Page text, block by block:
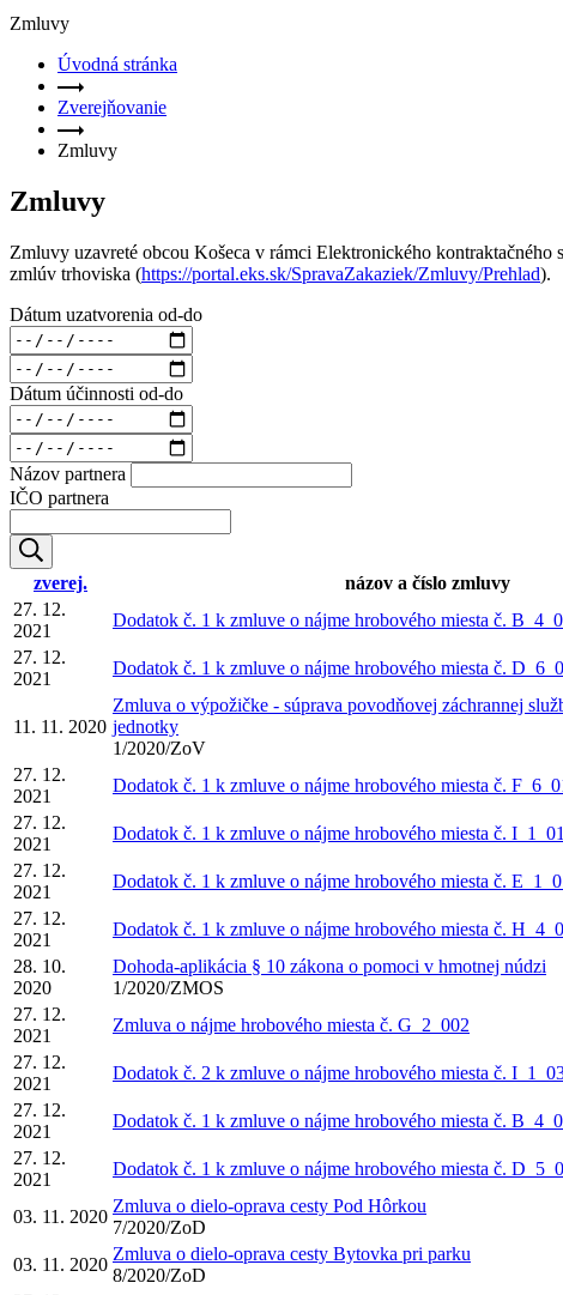
Zmluvy
Úvodná stránka
Zverejňovanie
Zmluvy
Zmluvy
Zmluvy uzavreté obcou Košeca v rámci Elektronického
zmlúv trhoviska (https://portal.eks.sk/SpravaZakaziek/Zmluvy/Prehlad).
Dátum uzatvorenia od-do
Dátum účinnosti od-do
Názov partnera
IČO partnera
zverej. názov a číslo zmluvy
27. 12.
2021
Dodatok č. 1 k zmluve o nájme hrobového miesta č.
27. 12.
2021
Dodatok č. 1 k zmluve o nájme hrobového miesta č.
11. 11. 2020
Zmluva o výpožičke - súprava povodňovej záchrannej
jednotky
1/2020/ZoV
27. 12.
2021
Dodatok č. 1 k zmluve o nájme hrobového miesta č.
27. 12.
2021
Dodatok č. 1 k zmluve o nájme hrobového miesta č.
27. 12.
2021
Dodatok č. 1 k zmluve o nájme hrobového miesta č.
27. 12.
2021
Dodatok č. 1 k zmluve o nájme hrobového miesta č.
28. 10.
2020
Dohoda-aplikácia § 10 zákona o pomoci v hmotnej núdzi
1/2020/ZMOS
27. 12.
2021
Zmluva o nájme hrobového miesta č. G_2_002
27. 12.
2021
Dodatok č. 2 k zmluve o nájme hrobového miesta č.
27. 12.
2021
Dodatok č. 1 k zmluve o nájme hrobového miesta č.
27. 12.
2021
Dodatok č. 1 k zmluve o nájme hrobového miesta č.
03. 11. 2020
Zmluva o dielo-oprava cesty Pod Hôrkou
7/2020/ZoD
03. 11. 2020
Zmluva o dielo-oprava cesty Bytovka pri parku
8/2020/ZoD